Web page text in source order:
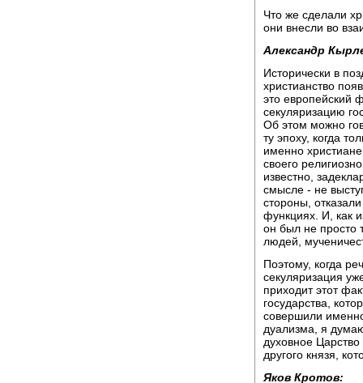
Что же сделали
они внесли во
Александр
Исторически в
христианство
это европейский
секуляризацию
Об этом можно
ту эпоху, когда
именно
своего
известно,
смысле - не
стороны,
функциях. И, как
он был не просто
людей,
Поэтому, когда
секуляризация
приходит этот
государства,
совершили
дуализма, я
духовное
другого князя,
Яков Кротов: